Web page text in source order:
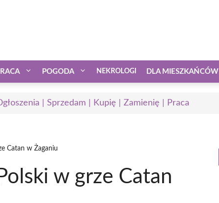
POGODA NEKROLOGI DLA MIESZKAŃCÓW
| Sprzedam | Kupię | Zamienię | Praca
Catan w Żaganiu
w grze Catan